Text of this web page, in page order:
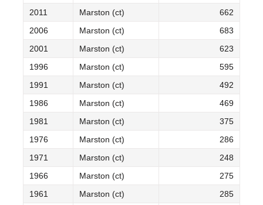
2011
Marston (ct)
662
2006
Marston (ct)
683
2001
Marston (ct)
623
1996
Marston (ct)
595
1991
Marston (ct)
492
1986
Marston (ct)
469
1981
Marston (ct)
375
1976
Marston (ct)
286
1971
Marston (ct)
248
1966
Marston (ct)
275
1961
Marston (ct)
285